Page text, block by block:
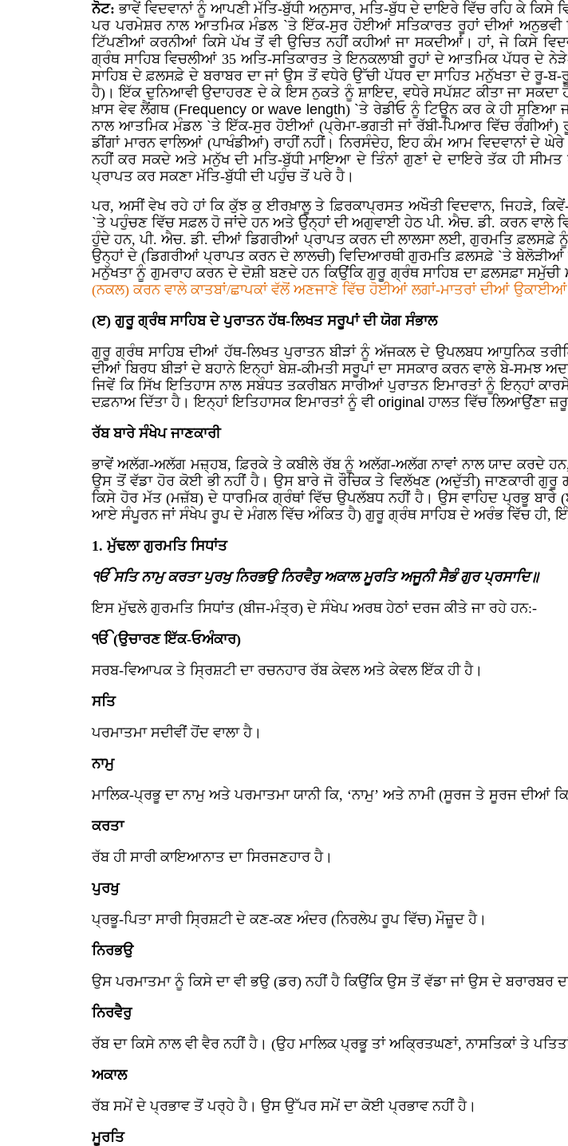
ਨੋਟ:ਭਾਵੇਂ ਵਿਦਵਾਨਾਂ ਨੂੰ ਆਪਣੀ ਮੱਤਿ-ਬੁੱਧੀ ਅਨੁਸਾਰ, ਮਤਿ-ਬੁੱਧ ਦੇ ਦਾਇਰੇ ਵਿੱਚ ਰਹਿ ਕੇ ਕਿਸੇ
ਪਰ ਪਰਮੇਸ਼ਰ ਨਾਲ ਆਤਮਿਕ ਮੰਡਲ `ਤੇ ਇੱਕ-ਸੁਰ ਹੋਈਆਂ ਸਤਿਕਾਰਤ ਰੂਹਾਂ ਦੀਆਂ ਅਨੁਭਵੀ
ਟਿੱਪਣੀਆਂ ਕਰਨੀਆਂ ਕਿਸੇ ਪੱਖ ਤੋਂ ਵੀ ਉਚਿਤ ਨਹੀਂ ਕਹੀਆਂ ਜਾ ਸਕਦੀਆਂ। ਹਾਂ, ਜੇ ਕਿਸੇ
ਗ੍ਰੰਥ ਸਾਹਿਬ ਵਿਚਲੀਆਂ 35 ਅਤਿ-ਸਤਿਕਾਰਤ ਤੇ ਇਨਕਲਾਬੀ ਰੂਹਾਂ ਦੇ ਆਤਮਿਕ ਪੱਧਰ ਦੇ
ਸਾਹਿਬ ਦੇ ਫ਼ਲਸਫ਼ੇ ਦੇ ਬਰਾਬਰ ਦਾ ਜਾਂ ਉਸ ਤੋਂ ਵਧੇਰੇ ਉੱਚੀ ਪੱਧਰ ਦਾ ਸਾਹਿਤ ਮਨੁੱਖਤਾ ਦੇ
ਹੈ)। ਇੱਕ ਦੁਨਿਆਵੀ ਉਦਾਹਰਣ ਦੇ ਕੇ ਇਸ ਨੁਕਤੇ ਨੂੰ ਸ਼ਾਇਦ, ਵਧੇਰੇ ਸਪੱਸ਼ਟ ਕੀਤਾ ਜਾ ਸਕਦਾ
ਖ਼ਾਸ ਵੇਵ ਲੈਂਗਥ (Frequency or wave length) `ਤੇ ਰੇਡੀਓ ਨੂੰ ਟਿਊਨ ਕਰ ਕੇ ਹੀ ਸੁਣਿਆ
ਨਾਲ ਆਤਮਿਕ ਮੰਡਲ `ਤੇ ਇੱਕ-ਸੁਰ ਹੋਈਆਂ (ਪ੍ਰੇਮਾ-ਭਗਤੀ ਜਾਂ ਰੱਬੀ-ਪਿਆਰ ਵਿੱਚ ਰੰਗੀਆਂ)
ਡੀਂਗਾਂ ਮਾਰਨ ਵਾਲਿਆਂ (ਪਾਖੰਡੀਆਂ) ਰਾਹੀਂ ਨਹੀਂ। ਨਿਰਸੰਦੇਹ, ਇਹ ਕੰਮ ਆਮ ਵਿਦਵਾਨਾਂ ਦੇ
ਨਹੀਂ ਕਰ ਸਕਦੇ ਅਤੇ ਮਨੁੱਖ ਦੀ ਮਤਿ-ਬੁੱਧੀ ਮਾਇਆ ਦੇ ਤਿੰਨਾਂ ਗੁਣਾਂ ਦੇ ਦਾਇਰੇ ਤੱਕ ਹੀ
ਪ੍ਰਾਪਤ ਕਰ ਸਕਣਾ ਮੱਤਿ-ਬੁੱਧੀ ਦੀ ਪਹੁੰਚ ਤੋਂ ਪਰੇ ਹੈ।
ਪਰ, ਅਸੀਂ ਵੇਖ ਰਹੇ ਹਾਂ ਕਿ ਕੁੱਝ ਕੁ ਈਰਖ਼ਾਲੂ ਤੇ ਫ਼ਿਰਕਾਪ੍ਰਸਤ ਅਖੌਤੀ ਵਿਦਵਾਨ, ਜਿਹੜੇ,
`ਤੇ ਪਹੁੰਚਣ ਵਿੱਚ ਸਫ਼ਲ ਹੋ ਜਾਂਦੇ ਹਨ ਅਤੇ ਉਨ੍ਹਾਂ ਦੀ ਅਗੁਵਾਈ ਹੇਠ ਪੀ. ਐਚ. ਡੀ. ਕਰਨ ਵਾਲੇ
ਹੁੰਦੇ ਹਨ, ਪੀ. ਐਚ. ਡੀ. ਦੀਆਂ ਡਿਗਰੀਆਂ ਪ੍ਰਾਪਤ ਕਰਨ ਦੀ ਲਾਲਸਾ ਲਈ, ਗੁਰਮਤਿ
ਉਨ੍ਹਾਂ ਦੇ (ਡਿਗਰੀਆਂ ਪ੍ਰਾਪਤ ਕਰਨ ਦੇ ਲਾਲਚੀ) ਵਿਦਿਆਰਥੀ ਗੁਰਮਤਿ ਫ਼ਲਸਫ਼ੇ `ਤੇ
ਮਨੁੱਖਤਾ ਨੂੰ ਗੁਮਰਾਹ ਕਰਨ ਦੇ ਦੋਸ਼ੀ ਬਣਦੇ ਹਨ ਕਿਉਂਕਿ ਗੁਰੂ ਗ੍ਰੰਥ ਸਾਹਿਬ ਦਾ ਫ਼ਲਸਫ਼ਾ
(ਨਕਲ) ਕਰਨ ਵਾਲੇ ਕਾਤਬਾਂ/ਛਾਪਕਾਂ ਵੱਲੋਂ ਅਣਜਾਣੇ ਵਿੱਚ ਹੋਈਆਂ ਲਗਾਂ-ਮਾਤਰਾਂ ਦੀਆਂ ਉਕਾਈਆਂ
(ੲ) ਗੁਰੂ ਗ੍ਰੰਥ ਸਾਹਿਬ ਦੇ ਪੁਰਾਤਨ ਹੱਥ-ਲਿਖਤ ਸਰੂਪਾਂ ਦੀ ਯੋਗ ਸੰਭਾਲ
ਗੁਰੂ ਗ੍ਰੰਥ ਸਾਹਿਬ ਦੀਆਂ ਹੱਥ-ਲਿਖਤ ਪੁਰਾਤਨ ਬੀੜਾਂ ਨੂੰ ਅੱਜਕਲ ਦੇ ਉਪਲਬਧ ਆਧੁਨਿਕ
ਦੀਆਂ ਬਿਰਧ ਬੀੜਾਂ ਦੇ ਬਹਾਨੇ ਇਨ੍ਹਾਂ ਬੇਸ਼-ਕੀਮਤੀ ਸਰੂਪਾਂ ਦਾ ਸਸਕਾਰ ਕਰਨ ਵਾਲੇ ਬੇ-ਸਮਝ
ਜਿਵੇਂ ਕਿ ਸਿੱਖ ਇਤਿਹਾਸ ਨਾਲ ਸਬੰਧਤ ਤਕਰੀਬਨ ਸਾਰੀਆਂ ਪੁਰਾਤਨ ਇਮਾਰਤਾਂ ਨੂੰ ਇਨ੍ਹਾਂ
ਦਫ਼ਨਾਅ ਦਿੱਤਾ ਹੈ। ਇਨ੍ਹਾਂ ਇਤਿਹਾਸਕ ਇਮਾਰਤਾਂ ਨੂੰ ਵੀ original ਹਾਲਤ ਵਿੱਚ ਲਿਆਉਂਣਾ
ਰੱਬ ਬਾਰੇ ਸੰਖੇਪ ਜਾਣਕਾਰੀ
ਭਾਵੇਂ ਅਲੱਗ-ਅਲੱਗ ਮਜ਼੍ਹਬ, ਫ਼ਿਰਕੇ ਤੇ ਕਬੀਲੇ ਰੱਬ ਨੂੰ ਅਲੱਗ-ਅਲੱਗ ਨਾਵਾਂ ਨਾਲ ਯਾਦ ਕਰਦੇ
ਉਸ ਤੋਂ ਵੱਡਾ ਹੋਰ ਕੋਈ ਭੀ ਨਹੀਂ ਹੈ। ਉਸ ਬਾਰੇ ਜੋ ਰੌਚਿਕ ਤੇ ਵਿਲੱਖਣ (ਅਦੁੱਤੀ) ਜਾਣਕਾਰੀ ਗੁਰੂ
ਕਿਸੇ ਹੋਰ ਮੱਤ (ਮਜ਼ੱਬ) ਦੇ ਧਾਰਮਿਕ ਗ੍ਰੰਥਾਂ ਵਿੱਚ ਉਪਲੱਬਧ ਨਹੀਂ ਹੈ। ਉਸ ਵਾਹਿਦ ਪ੍ਰਭੂ ਬਾਰੇ
ਆਏ ਸੰਪੂਰਨ ਜਾਂ ਸੰਖੇਪ ਰੂਪ ਦੇ ਮੰਗਲ ਵਿੱਚ ਅੰਕਿਤ ਹੈ) ਗੁਰੂ ਗ੍ਰੰਥ ਸਾਹਿਬ ਦੇ ਅਰੰਭ ਵਿੱਚ ਹੀ,
1. ਮੁੱਢਲਾ ਗੁਰਮਤਿ ਸਿਧਾਂਤ
ੴ ਸਤਿ ਨਾਮੁ ਕਰਤਾ ਪੁਰਖੁ ਨਿਰਭਉ ਨਿਰਵੈਰੁ ਅਕਾਲ ਮੂਰਤਿ ਅਜੂਨੀ ਸੈਭੰ ਗੁਰ ਪ੍ਰਸਾਦਿ॥
ਇਸ ਮੁੱਢਲੇ ਗੁਰਮਤਿ ਸਿਧਾਂਤ (ਬੀਜ-ਮੰਤ੍ਰ) ਦੇ ਸੰਖੇਪ ਅਰਥ ਹੇਠਾਂ ਦਰਜ ਕੀਤੇ ਜਾ ਰਹੇ ਹਨ:-
ੴ (ਉਚਾਰਣ ਇੱਕ-ਓਅੰਕਾਰ)
ਸਰਬ-ਵਿਆਪਕ ਤੇ ਸ੍ਰਿਸ਼ਟੀ ਦਾ ਰਚਨਹਾਰ ਰੱਬ ਕੇਵਲ ਅਤੇ ਕੇਵਲ ਇੱਕ ਹੀ ਹੈ।
ਸਤਿ
ਪਰਮਾਤਮਾ ਸਦੀਵੀਂ ਹੋਂਦ ਵਾਲਾ ਹੈ।
ਨਾਮੁ
ਮਾਲਿਕ-ਪ੍ਰਭੂ ਦਾ ਨਾਮੁ ਅਤੇ ਪਰਮਾਤਮਾ ਯਾਨੀ ਕਿ, ‘ਨਾਮੁ’ ਅਤੇ ਨਾਮੀ (ਸੂਰਜ ਤੇ ਸੂਰਜ ਦੀਆਂ
ਕਰਤਾ
ਰੱਬ ਹੀ ਸਾਰੀ ਕਾਇਆਨਾਤ ਦਾ ਸਿਰਜਣਹਾਰ ਹੈ।
ਪੁਰਖੁ
ਪ੍ਰਭੂ-ਪਿਤਾ ਸਾਰੀ ਸ੍ਰਿਸ਼ਟੀ ਦੇ ਕਣ-ਕਣ ਅੰਦਰ (ਨਿਰਲੇਪ ਰੂਪ ਵਿੱਚ) ਮੌਜ਼ੂਦ ਹੈ।
ਨਿਰਭਉ
ਉਸ ਪਰਮਾਤਮਾ ਨੂੰ ਕਿਸੇ ਦਾ ਵੀ ਭਉ (ਡਰ) ਨਹੀਂ ਹੈ ਕਿਉਂਕਿ ਉਸ ਤੋਂ ਵੱਡਾ ਜਾਂ ਉਸ ਦੇ ਬਰਾਰਬਰ
ਨਿਰਵੈਰੁ
ਰੱਬ ਦਾ ਕਿਸੇ ਨਾਲ ਵੀ ਵੈਰ ਨਹੀਂ ਹੈ। (ਉਹ ਮਾਲਿਕ ਪ੍ਰਭੂ ਤਾਂ ਅਕ੍ਰਿਤਘਣਾਂ, ਨਾਸਤਿਕਾਂ ਤੇ
ਅਕਾਲ
ਰੱਬ ਸਮੇਂ ਦੇ ਪ੍ਰਭਾਵ ਤੋਂ ਪਰ੍ਹੇ ਹੈ। ਉਸ ਉੱਪਰ ਸਮੇਂ ਦਾ ਕੋਈ ਪ੍ਰਭਾਵ ਨਹੀਂ ਹੈ।
ਮੂਰਤਿ